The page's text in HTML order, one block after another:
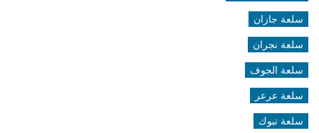
سلعة جازان
سلعة نجران
سلعة الجوف
سلعة عرعر
سلعة تبوك